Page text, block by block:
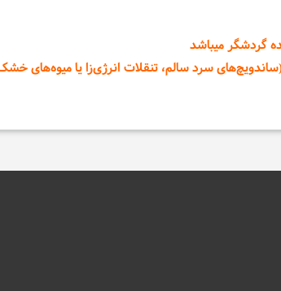
گردشگر میباشد
ساندویچ‌های سرد سالم، تنقلات انرژی‌زا یا میوه‌های